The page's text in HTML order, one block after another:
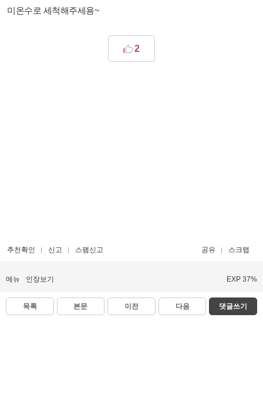
미온수로 세척해주세용~
2
추천확인 신고 스팸신고 공유 스크랩
메뉴 인장보기 EXP 37%
목록 본문 이전 다음 댓글쓰기